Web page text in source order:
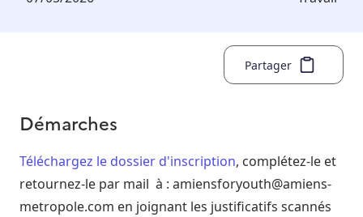
Partager
Démarches
Téléchargez le dossier d'inscription, complétez-le et
retournez-le par mail à : amiensforyouth@amiens-
metropole.com en joignant les justificatifs scannés